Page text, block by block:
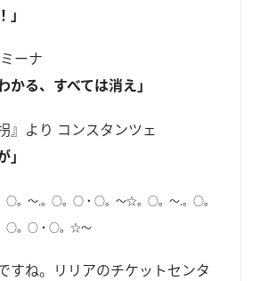
」
ーナ
かる、すべては消え」
』より コンスタンツェ
」
○。～.。○。○・○。～☆。○。～.。○。
○。○・○。☆～
すね。リリアのチケットセンタ